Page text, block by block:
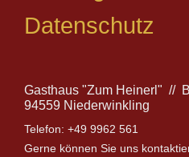
Datenschutz
Gasthaus "Zum Heinerl" //
94559 Niederwinkling
Telefon: +49 9962 561
Gerne können Sie uns